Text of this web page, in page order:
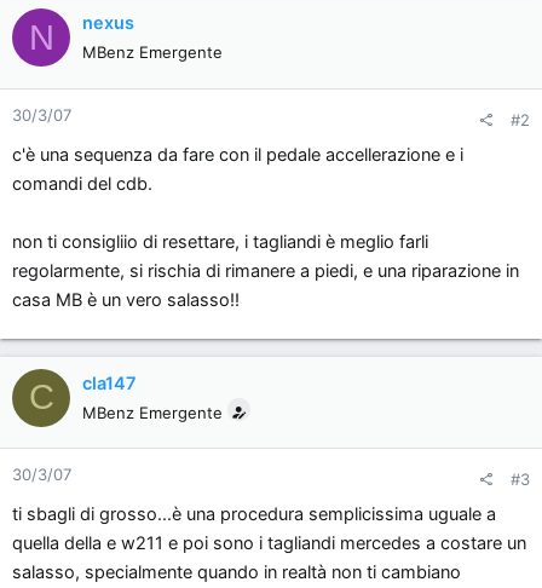
N nexus
MBenz Emergente
30/3/07 #2
c'è una sequenza da fare con il pedale accellerazione e i
comandi del cdb.
non ti consigliio di resettare, i tagliandi è meglio farli
regolarmente, si rischia di rimanere a piedi, e una riparazione in
casa MB è un vero salasso!!
C cla147
MBenz Emergente
30/3/07 #3
ti sbagli di grosso...è una procedura semplicissima uguale a
quella della e w211 e poi sono i tagliandi mercedes a costare un
salasso, specialmente quando in realtà non ti cambiano